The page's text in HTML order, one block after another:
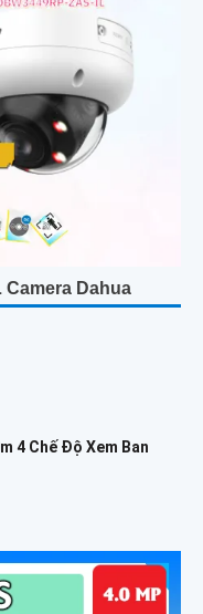
Camera Dahua
4 Chế Độ Xem Ban